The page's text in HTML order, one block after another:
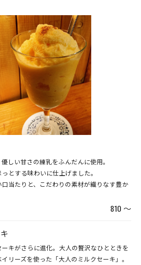
しい甘さの練乳をふんだんに使用。
とする味わいに仕上げました。
当たりと、こだわりの素材が織りなす豊か
810 ～
キがさらに進化。大人の贅沢なひとときを
リーズを使った「大人のミルクセーキ」。